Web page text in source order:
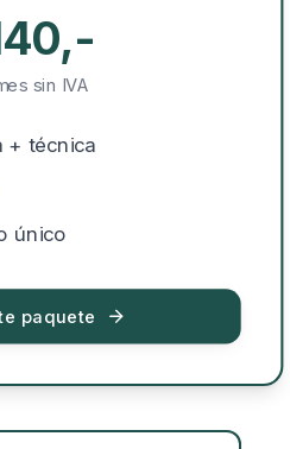
sin IVA
+ técnica
único
paquete